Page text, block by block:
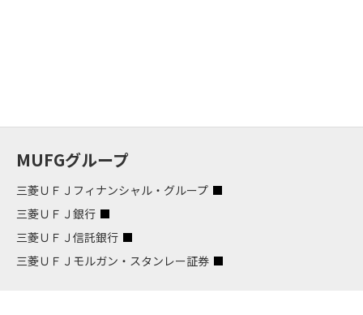
MUFGグループ
三菱ＵＦＪフィナンシャル・グループ
三菱ＵＦＪ銀行
三菱ＵＦＪ信託銀行
三菱ＵＦＪモルガン・スタンレー証券